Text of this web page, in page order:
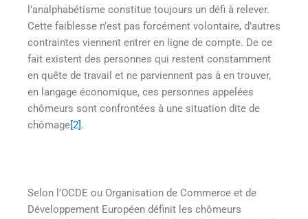
l’analphabétisme constitue toujours un défi à relever.
Cette faiblesse n’est pas forcément volontaire, d’autres
contraintes viennent entrer en ligne de compte. De ce
fait existent des personnes qui restent constamment
en quête de travail et ne parviennent pas à en trouver,
en langage économique, ces personnes appelées
chômeurs sont confrontées à une situation dite de
chômage[2].
Selon l’OCDE ou Organisation de Commerce et de
Développement Européen définit les chômeurs